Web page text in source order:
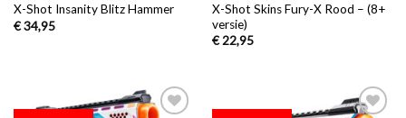
X-Shot Insanity Blitz Hammer
€34,95
X-Shot Skins Fury-X Rood – (8+
versie)
€22,95